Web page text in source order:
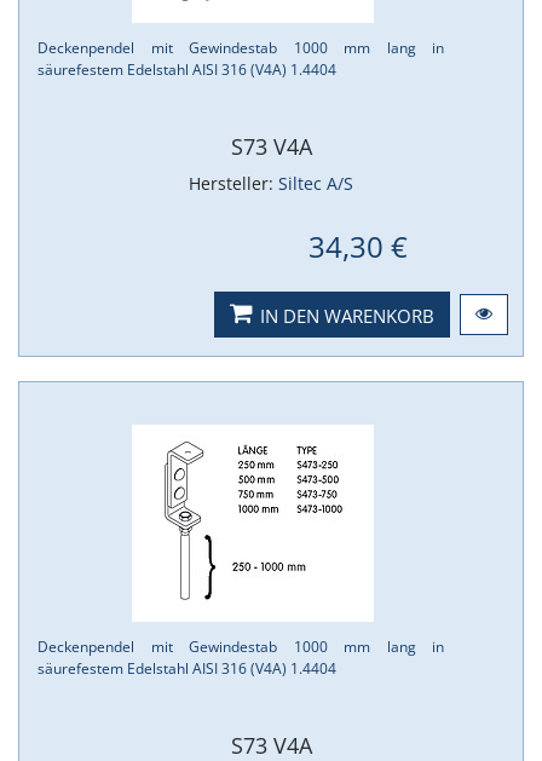
Deckenpendel mit Gewindestab 1000 mm lang in
säurefestem Edelstahl AISI 316 (V4A) 1.​4404
S73 V4A
Hersteller: Siltec A/S
34,30 €
IN DEN WARENKORB
Deckenpendel mit Gewindestab 1000 mm lang in
säurefestem Edelstahl AISI 316 (V4A) 1.​4404
S73 V4A